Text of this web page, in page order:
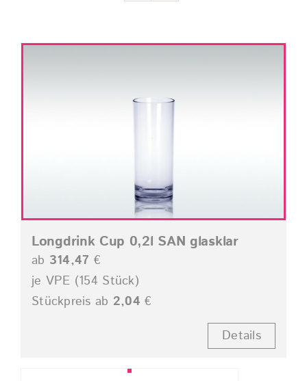
Longdrink Cup 0,2l SAN glasklar
ab 314,47 €
je VPE (154 Stück)
Stückpreis ab 2,04 €
Details